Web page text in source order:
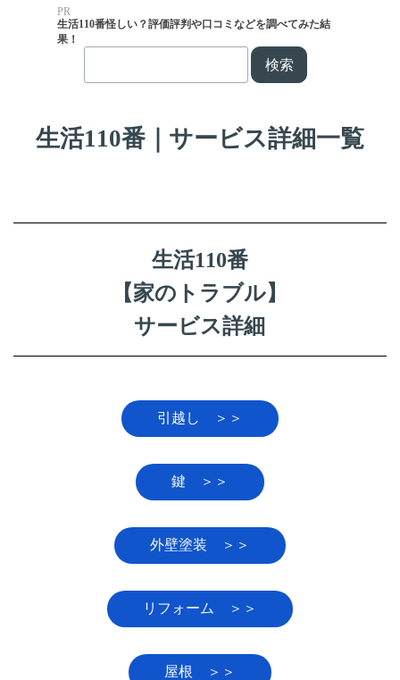
生活110番怪しい？評価評判や口コミなどを調べてみた結
果！
検索
PR
生活110番｜サービス詳細一覧
生活110番
【家のトラブル】
サービス詳細
引越し ＞＞
鍵 ＞＞
外壁塗装 ＞＞
リフォーム ＞＞
屋根 ＞＞